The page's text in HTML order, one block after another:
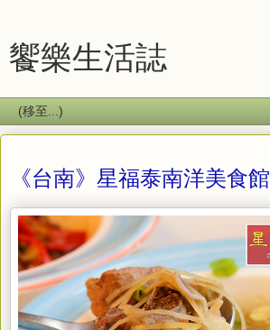
饗樂生活誌
《台南》星福泰南洋美食館